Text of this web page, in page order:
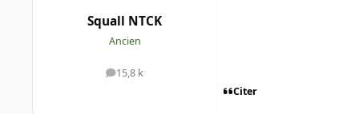
Squall NTCK
Ancien
15,8 k
messages
Citer